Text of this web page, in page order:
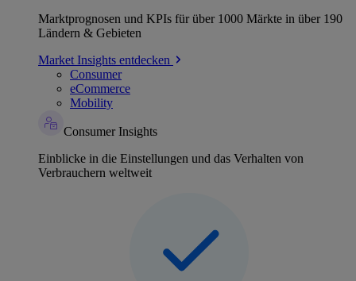
Marktprognosen und KPIs für über 1000 Märkte in über 190
Ländern & Gebieten
Market Insights entdecken
Consumer
eCommerce
Mobility
Consumer Insights
Einblicke in die Einstellungen und das Verhalten von
Verbrauchern weltweit